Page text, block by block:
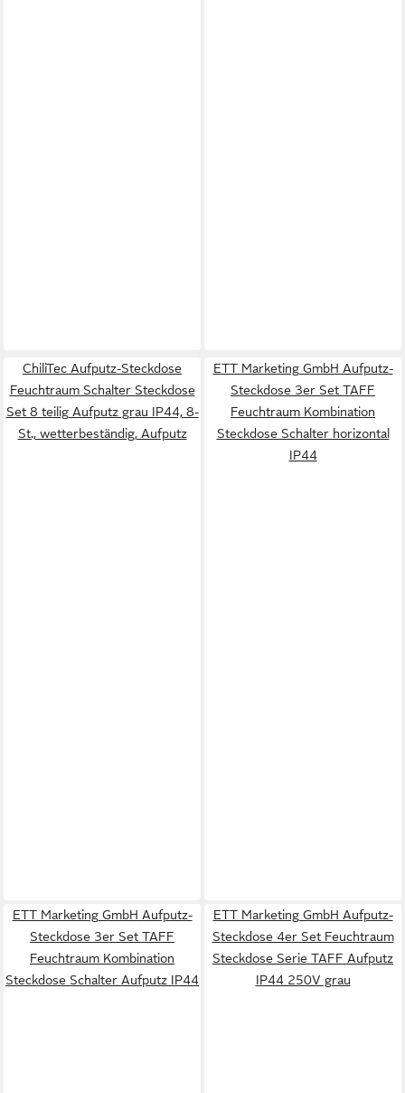
ChiliTec Aufputz-Steckdose
Feuchtraum Schalter Steckdose
Set 8 teilig Aufputz grau IP44, 8-
St., wetterbeständig, Aufputz
ETT Marketing GmbH Aufputz-
Steckdose 3er Set TAFF
Feuchtraum Kombination
Steckdose Schalter horizontal
IP44
ETT Marketing GmbH Aufputz-
Steckdose 3er Set TAFF
Feuchtraum Kombination
Steckdose Schalter Aufputz IP44
ETT Marketing GmbH Aufputz-
Steckdose 4er Set Feuchtraum
Steckdose Serie TAFF Aufputz
IP44 250V grau